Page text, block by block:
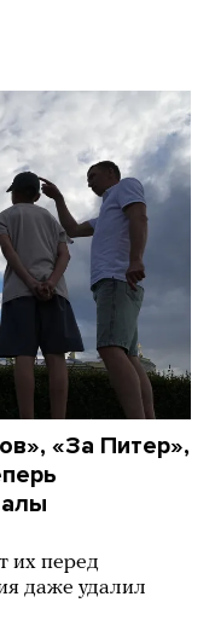
«За Питер»,
их перед
даже удалил